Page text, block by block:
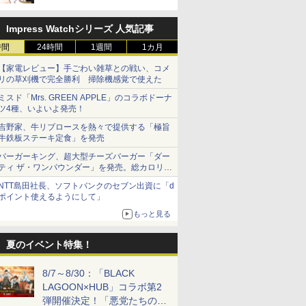
Impress Watchシリーズ 人気記事
24時間 1週間 1カ月
家電レビュー】手ごわい雑草との戦い、コメ
の草刈機で完全勝利 掃除機感覚で使えた
スド「Mrs. GREEN APPLE」のコラボドーナ
4種、いよいよ発売！
野家、牛リブロースを熱々で提供する「極旨
鉄板ステーキ定食」を発売
ーガーキング、超大型チーズバーガー「ダー
ィ ザ・ワンパウンダー」を発売。総カロリー
1656kcal、総重量約527g！
島田社長、ソフトバンクのセブン出資に「d
イント使えるようにして」
もっと見る
夏のイベント特集！
8/7～8/30：「BLACK
LAGOON×HUB」コラボ第2
弾開催決定！「悪党たちの休